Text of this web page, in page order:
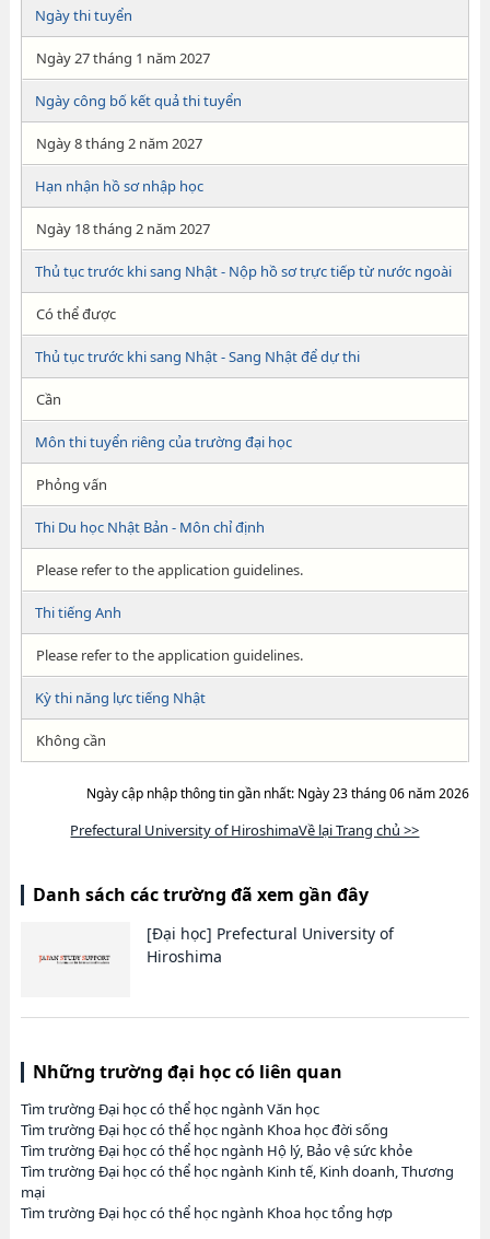
Ngày thi tuyển
Ngày 27 tháng 1 năm 2027
Ngày công bố kết quả thi tuyển
Ngày 8 tháng 2 năm 2027
Hạn nhận hồ sơ nhập học
Ngày 18 tháng 2 năm 2027
Thủ tục trước khi sang Nhật - Nộp hồ sơ trực tiếp từ nước ngoài
Có thể được
Thủ tục trước khi sang Nhật - Sang Nhật để dự thi
Cần
Môn thi tuyển riêng của trường đại học
Phỏng vấn
Thi Du học Nhật Bản - Môn chỉ định
Please refer to the application guidelines.
Thi tiếng Anh
Please refer to the application guidelines.
Kỳ thi năng lực tiếng Nhật
Không cần
Ngày cập nhập thông tin gần nhất: Ngày 23 tháng 06 năm 2026
Prefectural University of HiroshimaVề lại Trang chủ >>
Danh sách các trường đã xem gần đây
[Đại học] Prefectural University of
Hiroshima
Những trường đại học có liên quan
Tìm trường Đại học có thể học ngành Văn học
Tìm trường Đại học có thể học ngành Khoa học đời sống
Tìm trường Đại học có thể học ngành Hộ lý, Bảo vệ sức khỏe
Tìm trường Đại học có thể học ngành Kinh tế, Kinh doanh, Thương
mại
Tìm trường Đại học có thể học ngành Khoa học tổng hợp